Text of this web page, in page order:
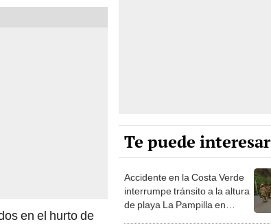
en el hurto de
Te puede interesar
Accidente en la Costa Verde
interrumpe tránsito a la altura
de playa La Pampilla en